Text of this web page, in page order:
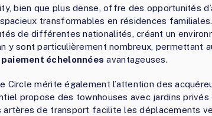
bien que plus dense, offre des opportunités
transformables en résidences
de différentes nationalités, créant un
y sont particulièrement nombreux, permettant
échelonnées avantageuses.
Circle mérite également l’attention des
propose des townhouses avec jardins privés
artères de transport facilite les déplacements